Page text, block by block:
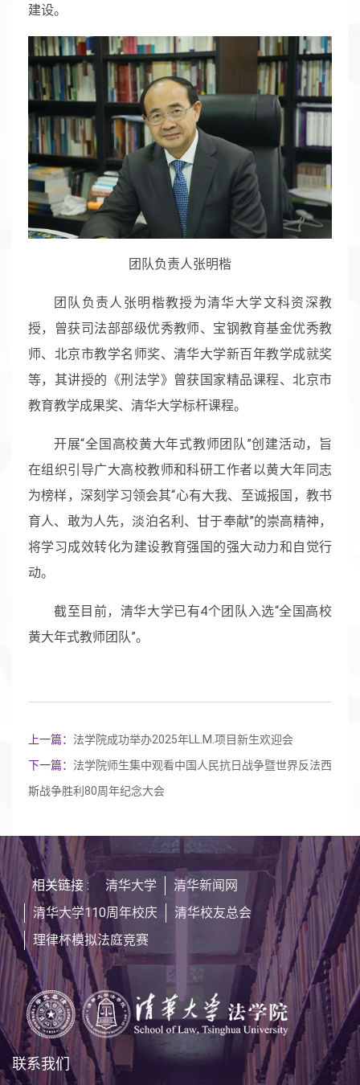
建设。
团队负责人张明楷
团队负责人张明楷教授为清华大学文科资深教
授，曾获司法部部级优秀教师、宝钢教育基金优秀教
师、北京市教学名师奖、清华大学新百年教学成就奖
等，其讲授的《刑法学》曾获国家精品课程、北京市
教育教学成果奖、清华大学标杆课程。
开展“全国高校黄大年式教师团队”创建活动，旨
在组织引导广大高校教师和科研工作者以黄大年同志
为榜样，深刻学习领会其“心有大我、至诚报国，教书
育人、敢为人先，淡泊名利、甘于奉献”的崇高精神，
将学习成效转化为建设教育强国的强大动力和自觉行
动。
截至目前，清华大学已有4个团队入选“全国高校
黄大年式教师团队”。
上一篇： 法学院成功举办2025年LL.M.项目新生欢迎会
下一篇： 法学院师生集中观看中国人民抗日战争暨世界反法西
斯战争胜利80周年纪念大会
相关链接 : 清华大学
清华新闻网
清华大学110周年校庆
清华校友总会
理律杯模拟法庭竞赛
联系我们